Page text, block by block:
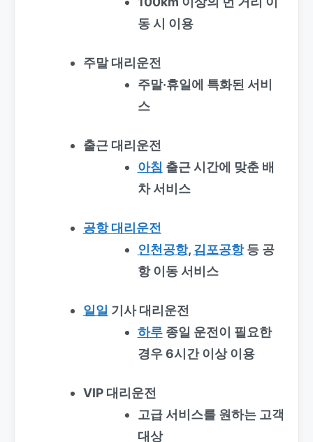
동 시 이용
주말 대리운전
주말·휴일에 특화된 서비
스
출근 대리운전
아침 출근 시간에 맞춘 배
차 서비스
공항 대리운전
인천공항, 김포공항등 공
항 이동 서비스
일일 기사 대리운전
하루종일 운전이 필요한
경우 6시간 이상 이용
VIP 대리운전
고급 서비스를 원하는 고객
대상